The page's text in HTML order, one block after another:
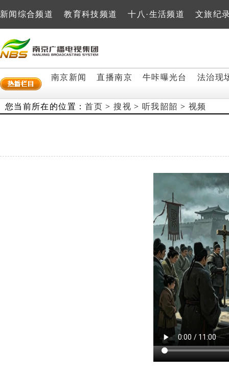
新闻综合频道 教育科技频道 十八·生活频道 文旅纪
南京新闻 直播南京 牛咔曝光台 法治现
您当前所在的位置：首页 >搜视 > 听我韶韶 > 视频